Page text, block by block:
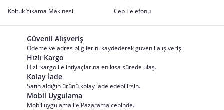
Koltuk Yıkama Makinesi
Cep Telefonu
Güvenli Alışveriş
Ödeme ve adres bilgilerini kaydederek güvenli alış veriş.
Hızlı Kargo
Hızlı kargo ile ihtiyaçlarına en kısa sürede ulaş.
Kolay İade
Satın aldığın ürünü kolay iade edebilirsin.
Mobil Uygulama
Mobil uygulama ile Pazarama cebinde.